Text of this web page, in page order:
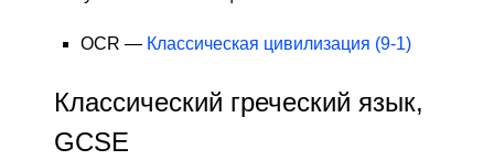
OCR — Классическая цивилизация (9-1)
Классический греческий язык,
GCSE